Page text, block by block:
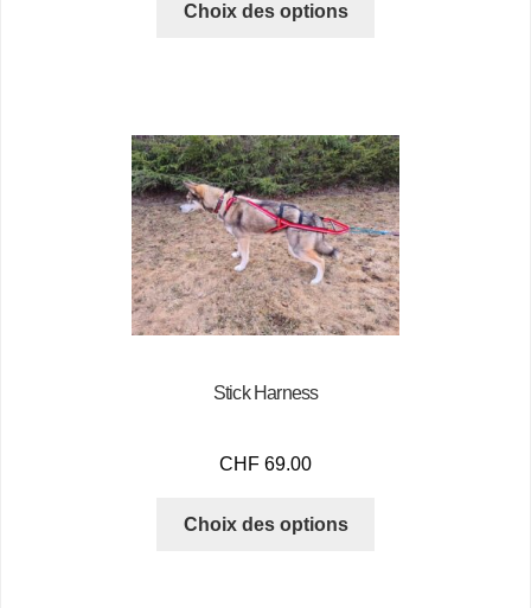
Choix des options
Stick Harness
CHF 69.00
Choix des options